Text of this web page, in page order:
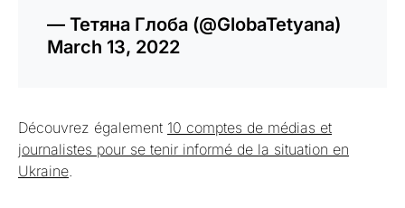
— Тетяна Глоба (@GlobaTetyana)
March 13, 2022
Découvrez également 10 comptes de médias et
journalistes pour se tenir informé de la situation en
Ukraine.